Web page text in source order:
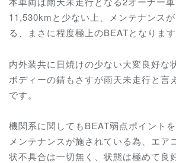
11,530kmと少ない上、メンテナンス
る、まさに程度極上のBEATとなります
内外装共に日焼けの少ない大変良好な
ボディーの錆もさすが雨天未走行と言
です。
機関系に関してもBEAT弱点ポイント
メンテナンスが施されている為、 エア
状不具合は一切無く、 状態は極めて良